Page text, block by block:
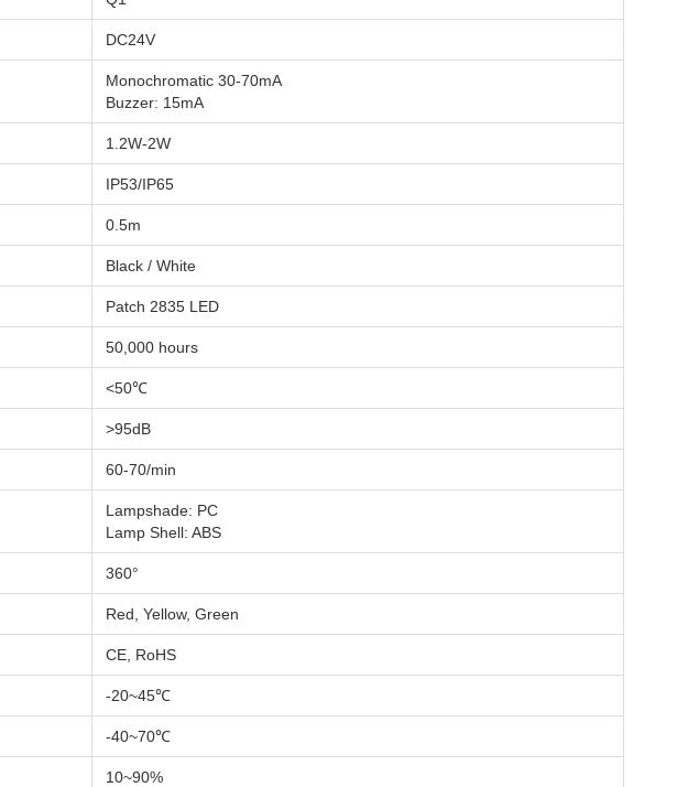
DC24V
Monochromatic 30-70mA
Buzzer: 15mA
1.2W-2W
IP53/IP65
0.5m
Black / White
Patch 2835 LED
50,000 hours
<50℃
>95dB
60-70/min
Lampshade: PC
Lamp Shell: ABS
360°
Red, Yellow, Green
CE, RoHS
-20~45℃
-40~70℃
10~90%